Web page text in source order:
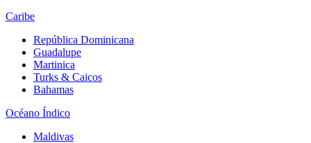
Caribe
República Dominicana
Guadalupe
Martinica
Turks & Caicos
Bahamas
Océano Índico
Maldivas